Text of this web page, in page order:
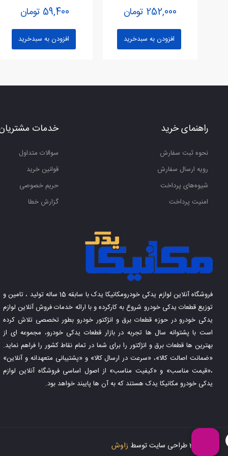
ثبت نظر
59,400 تومان
افزودن به سبدخرید
252,000 تومان
افزودن به سبدخرید
خدمات
سوالات متداول
قوانین خرید
حریم خصوصی
گزارش خطا
راهنمای خرید
نحوه ثبت سفارش
رویه ارسال سفارش
شیوه‌های پرداخت
امنیت پرداخت
فروشگاه آنلاین لوازم یدکی خودرومکانیکا یدک با سابقه 15 ساله تولید ، تامین و
توزیع قطعات یدکی خودرو شروع به کارکرده و با ارائه خدمات فروش آنلاین لوازم
یدکی خودرو در حوزه قطعات برق و انژکتور خودرو بطور تخصصی تلاش کرده
است با پشتوانه سال ها تجربه در بازار قطعات یدکی خودرو، مجموعه ای از
بهترین ها قطعات برق و انژکتور را برای شما در تمام نقاط کشور را فراهم نماید.
«ضمانت اصالت کالا»، «سرعت در ارسال کالا» و «پشتیبانی متعهدانه و آنلاین»
،«قیمت مناسب» و «کیفیت مناسب» از اصول اساسی فروشگاه آنلاین لوازم
یدکی خودرو مکانیکا یدک هستند که به آن ها پایبند خواهد بود.
زاوش